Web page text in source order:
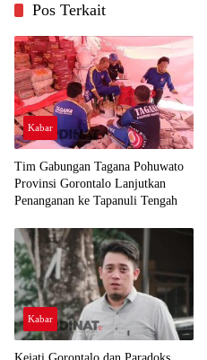
Pos Terkait
Kabar
Tim Gabungan Tagana Pohuwato
Provinsi Gorontalo Lanjutkan
Penanganan ke Tapanuli Tengah
Kabar